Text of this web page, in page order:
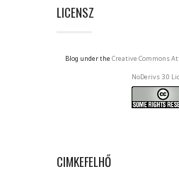
LICENSZ
Blog under the Creative Commons
NoDerivs 3.0
CIMKEFELHŐ